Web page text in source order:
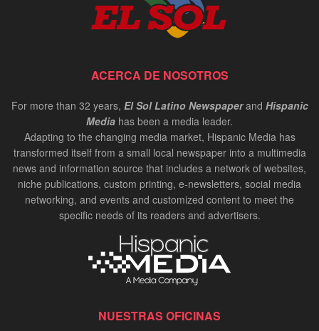
ACERCA DE NOSOTROS
For more than 32 years, El Sol Latino Newspaperand Hispanic
Media has been a media leader.
Adapting to the changing media market, Hispanic Media has
transformed itself from a small local newspaper into a multimedia
news and information source that includes a network of websites,
niche publications, custom printing, e-newsletters, social media
networking, and events and customized content to meet the
specific needs of its readers and advertisers.
NUESTRAS OFICINAS